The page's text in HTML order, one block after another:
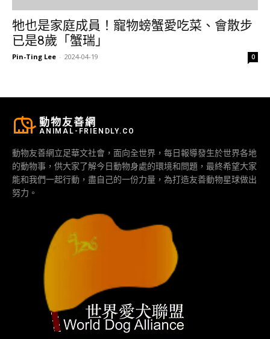
牠也是家庭成員！寵物螃蟹愛吃菜、會散步
已是8歲「蟹瑞」
Pin-Ting Lee - 2024-04-19 0
動物友善網
ANIMAL-FRIENDLY.CO
動物友善網立足華文社會，面向全世界，每日報導發生於世界各地
的動物事，供大家了解今日動物身處的環境和問題，最終希望大家
能和我們一起行動，盡自己的一份力量，為打造友善動物星球做出
努力。